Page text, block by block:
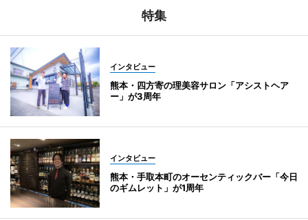
特集
インタビュー
熊本・四方寄の理美容サロン「アシストヘア
ー」が3周年
インタビュー
熊本・手取本町のオーセンティックバー「今日
のギムレット」が1周年